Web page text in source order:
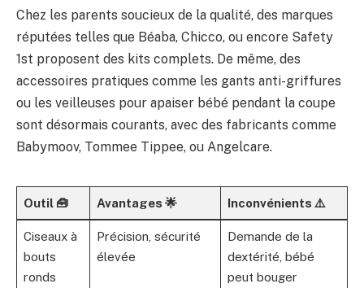
Chez les parents soucieux de la qualité, des marques
réputées telles que Béaba, Chicco, ou encore Safety
1st proposent des kits complets. De même, des
accessoires pratiques comme les gants anti-griffures
ou les veilleuses pour apaiser bébé pendant la coupe
sont désormais courants, avec des fabricants comme
Babymoov, Tommee Tippee, ou Angelcare.
Outil 🧰 Avantages 🌟 Inconvénients ⚠️
Ciseaux à
bouts
ronds
Précision, sécurité
élevée
Demande de la
dextérité, bébé
peut bouger